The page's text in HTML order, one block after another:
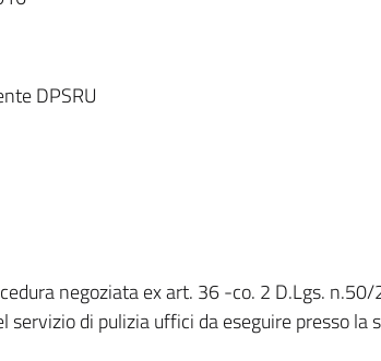
DPSRU
negoziata ex art. 36 -co. 2 D.Lgs.
servizio di pulizia uffici da eseguire presso la